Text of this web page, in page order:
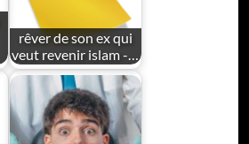
rêver de son ex qui
veut revenir islam -…